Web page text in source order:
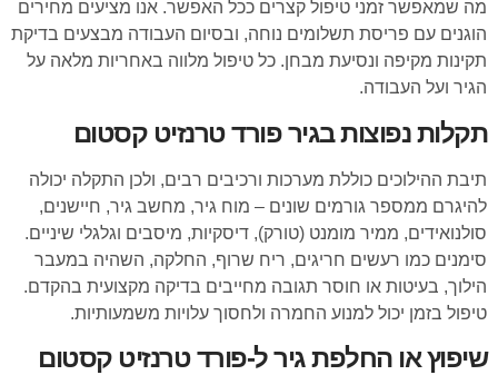
מה שמאפשר זמני טיפול קצרים ככל האפשר. אנו מציעים מחירים
הוגנים עם פריסת תשלומים נוחה, ובסיום העבודה מבצעים בדיקת
תקינות מקיפה ונסיעת מבחן. כל טיפול מלווה באחריות מלאה על
הגיר ועל העבודה.
תקלות נפוצות בגיר פורד טרנזיט קסטום
תיבת ההילוכים כוללת מערכות ורכיבים רבים, ולכן התקלה יכולה
להיגרם ממספר גורמים שונים – מוח גיר, מחשב גיר, חיישנים,
סולנואידים, ממיר מומנט (טורק), דיסקיות, מיסבים וגלגלי שיניים.
סימנים כמו רעשים חריגים, ריח שרוף, החלקה, השהיה במעבר
הילוך, בעיטות או חוסר תגובה מחייבים בדיקה מקצועית בהקדם.
טיפול בזמן יכול למנוע החמרה ולחסוך עלויות משמעותיות.
שיפוץ או החלפת גיר ל-פורד טרנזיט קסטום